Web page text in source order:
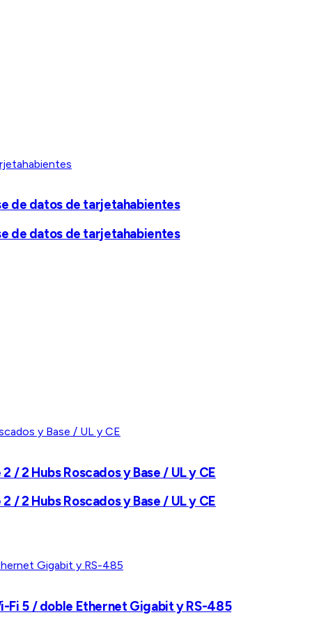
de datos de tarjetahabientes
de datos de tarjetahabientes
2 Hubs Roscados y Base / UL y CE
2 Hubs Roscados y Base / UL y CE
5 / doble Ethernet Gigabit y RS-485